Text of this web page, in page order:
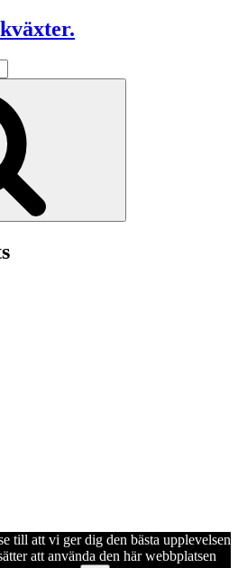
till att vi ger dig den bästa upplevelsen
att använda den här webbplatsen